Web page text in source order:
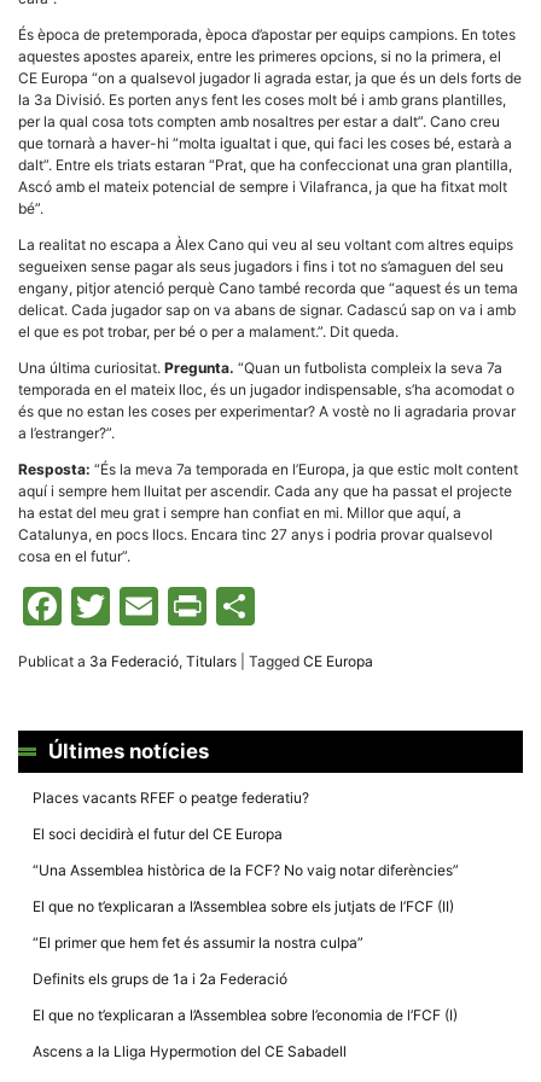
És època de pretemporada, època d’apostar per equips campions. En totes
aquestes apostes apareix, entre les primeres opcions, si no la primera, el
CE Europa “on a qualsevol jugador li agrada estar, ja que és un dels forts de
la 3a Divisió. Es porten anys fent les coses molt bé i amb grans plantilles,
per la qual cosa tots compten amb nosaltres per estar a dalt”. Cano creu
que tornarà a haver-hi “molta igualtat i que, qui faci les coses bé, estarà a
dalt”. Entre els triats estaran “Prat, que ha confeccionat una gran plantilla,
Ascó amb el mateix potencial de sempre i Vilafranca, ja que ha fitxat molt
bé”.
La realitat no escapa a Àlex Cano qui veu al seu voltant com altres equips
segueixen sense pagar als seus jugadors i fins i tot no s’amaguen del seu
engany, pitjor atenció perquè Cano també recorda que “aquest és un tema
delicat. Cada jugador sap on va abans de signar. Cadascú sap on va i amb
el que es pot trobar, per bé o per a malament.”. Dit queda.
Una última curiositat. Pregunta. “Quan un futbolista compleix la seva 7a
temporada en el mateix lloc, és un jugador indispensable, s’ha acomodat o
és que no estan les coses per experimentar? A vostè no li agradaria provar
a l’estranger?”.
Resposta: “És la meva 7a temporada en l’Europa, ja que estic molt content
aquí i sempre hem lluitat per ascendir. Cada any que ha passat el projecte
ha estat del meu grat i sempre han confiat en mi. Millor que aquí, a
Catalunya, en pocs llocs. Encara tinc 27 anys i podria provar qualsevol
cosa en el futur”.
Facebook
Twitter
Email
Print
Publicat a 3a Federació, Titulars Tagged CE Europa
Últimes notícies
Places vacants RFEF o peatge federatiu?
El soci decidirà el futur del CE Europa
“Una Assemblea històrica de la FCF? No vaig notar diferències”
El que no t’explicaran a l’Assemblea sobre els jutjats de l’FCF (II)
“El primer que hem fet és assumir la nostra culpa”
Definits els grups de 1a i 2a Federació
El que no t’explicaran a l’Assemblea sobre l’economia de l’FCF (I)
Ascens a la Lliga Hypermotion del CE Sabadell
estructura.
Experiència
d'usuari
Alguns
components
tècnics del
dades en el seu
dispositiu que
permeten que el
lloc funcioni tan
bé com sigui
possible. Si
aquestes
cookies
algunes
del lloc web.
Màrqueting
nostre lloc
anuncis,